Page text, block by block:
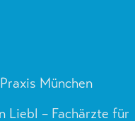
München
Liebl – Fachärzte für